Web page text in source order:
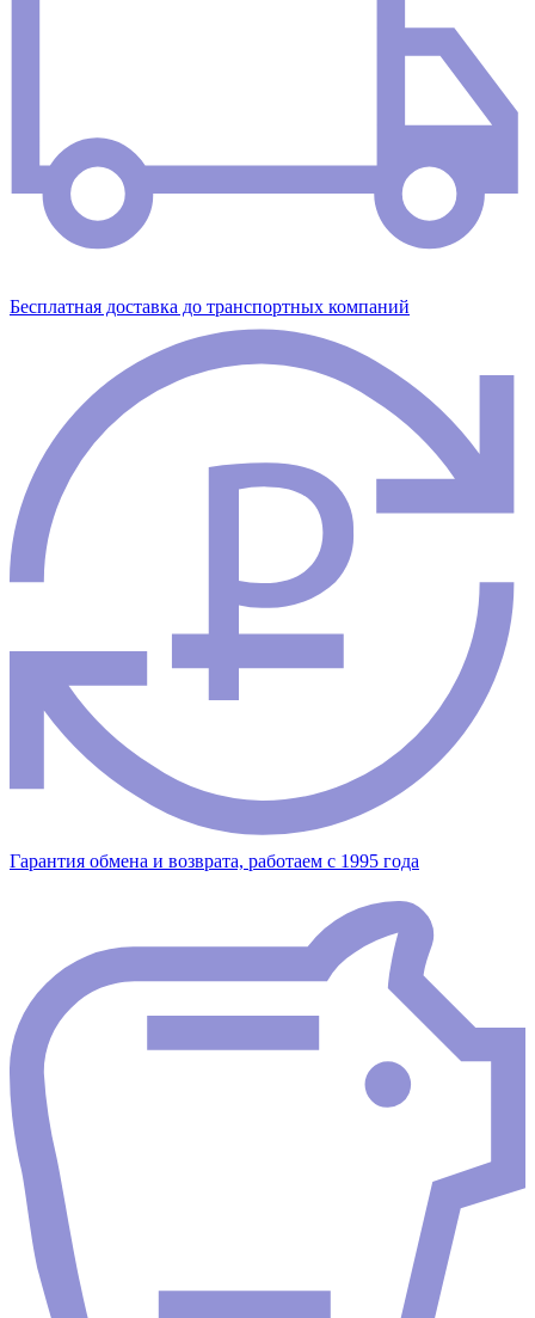
Бесплатная доставка до транспортных компаний
Гарантия обмена и возврата, работаем с 1995 года